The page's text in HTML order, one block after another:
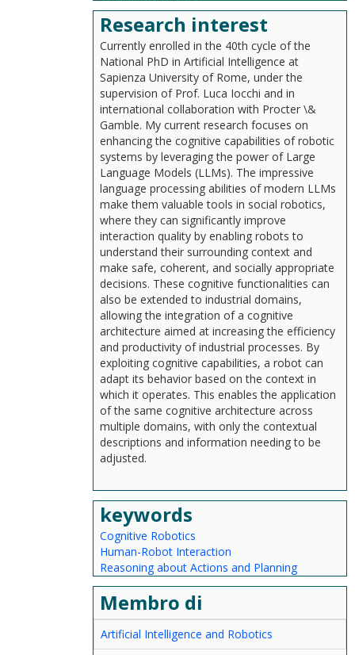
Research interest
Currently enrolled in the 40th cycle of the
National PhD in Artificial Intelligence at
Sapienza University of Rome, under the
supervision of Prof. Luca Iocchi and in
international collaboration with Procter \&
Gamble. My current research focuses on
enhancing the cognitive capabilities of robotic
systems by leveraging the power of Large
Language Models (LLMs). The impressive
language processing abilities of modern LLMs
make them valuable tools in social robotics,
where they can significantly improve
interaction quality by enabling robots to
understand their surrounding context and
make safe, coherent, and socially appropriate
decisions. These cognitive functionalities can
also be extended to industrial domains,
allowing the integration of a cognitive
architecture aimed at increasing the efficiency
and productivity of industrial processes. By
exploiting cognitive capabilities, a robot can
adapt its behavior based on the context in
which it operates. This enables the application
of the same cognitive architecture across
multiple domains, with only the contextual
descriptions and information needing to be
adjusted.
keywords
Cognitive Robotics
Human-Robot Interaction
Reasoning about Actions and Planning
Membro di
Artificial Intelligence and Robotics